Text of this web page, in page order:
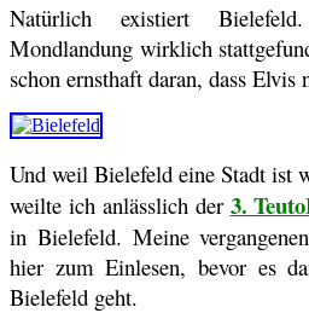
Natürlich existiert
Mondlandung wirklich
schon ernsthaft daran, dass Elvis
Und weil Bielefeld eine Stadt ist
weilte ich anlässlich der 3.
in Bielefeld. Meine
hier zum Einlesen, bevor es
Bielefeld geht.